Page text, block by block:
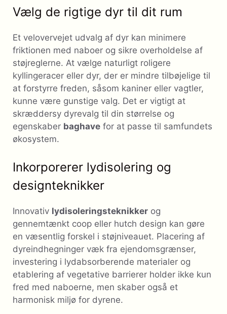
Vælg de rigtige dyr til dit rum
Et velovervejet udvalg af dyr kan minimere
friktionen med naboer og sikre overholdelse af
støjreglerne. At vælge naturligt roligere
kyllingeracer eller dyr, der er mindre tilbøjelige til
at forstyrre freden, såsom kaniner eller vagtler,
kunne være gunstige valg. Det er vigtigt at
skræddersy dyrevalg til din størrelse og
egenskaber baghave for at passe til samfundets
økosystem.
Inkorporerer lydisolering og
designteknikker
Innovativ lydisoleringsteknikker og
gennemtænkt coop eller hutch design kan gøre
en væsentlig forskel i støjniveauet. Placering af
dyreindhegninger væk fra ejendomsgrænser,
investering i lydabsorberende materialer og
etablering af vegetative barrierer holder ikke kun
fred med naboerne, men skaber også et
harmonisk miljø for dyrene.